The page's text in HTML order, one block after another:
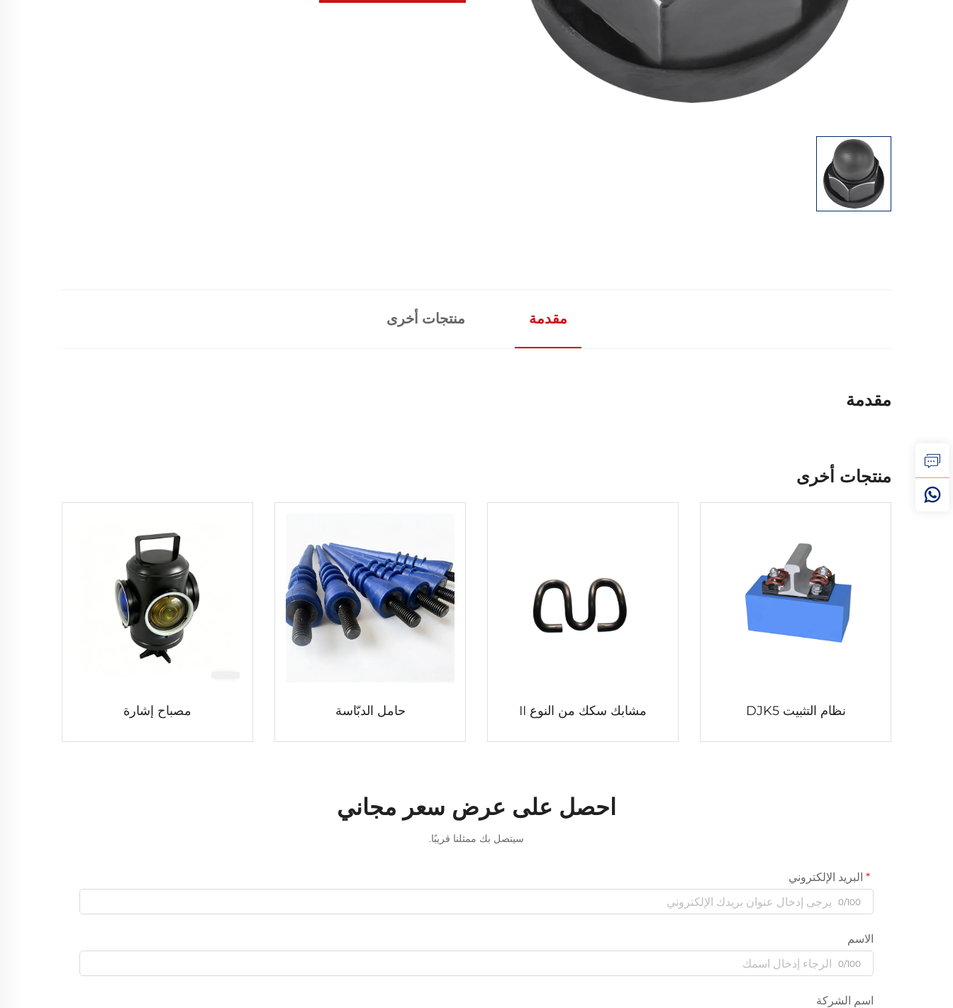
مقدمة منتجات أخرى
مقدمة
منتجات أخرى
نظام التثبيت DJK5 مشابك سكك من النوع II حامل الدبّاسة مصباح إشارة
احصل على عرض سعر مجاني
سيتصل بك ممثلنا قريبًا.
البريد الإلكتروني
0/100
الاسم
0/100
اسم الشركة